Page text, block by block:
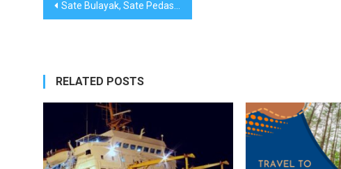
Sate Bulayak, Sate Pedas Khas Lombok
RELATED POSTS